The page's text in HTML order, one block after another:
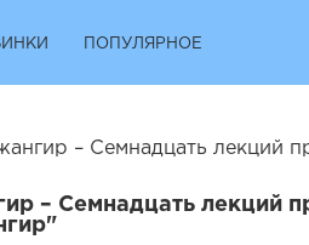
ПОПУЛЯРНОЕ
– Семнадцать лекций
– Семнадцать лекций